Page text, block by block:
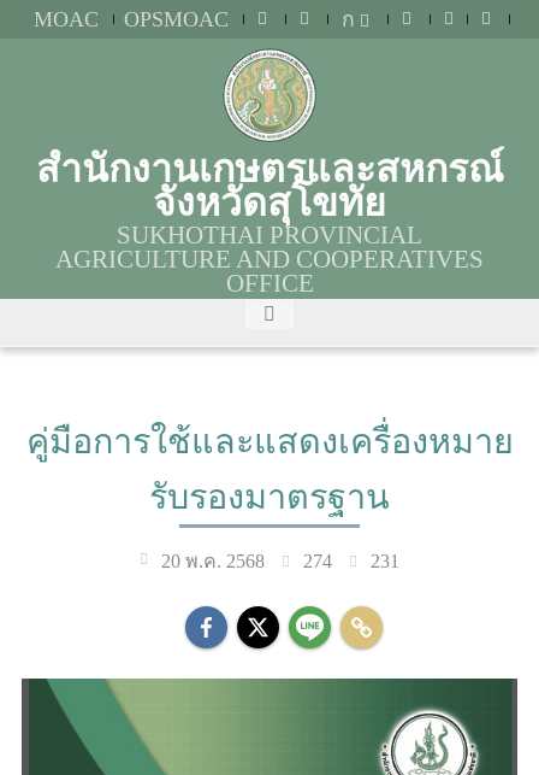
MOAC OPSMOAC ก
สำนักงานเกษตรและสหกรณ์
จังหวัดสุโขทัย
SUKHOTHAI PROVINCIAL
AGRICULTURE AND COOPERATIVES
OFFICE
คู่มือการใช้และแสดงเครื่องหมาย
รับรองมาตรฐาน
20 พ.ค. 2568 274 231